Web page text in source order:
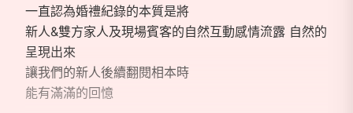
一直認為婚禮紀錄的本質是將
新人&雙方家人及現場賓客的自然互動感情流露 自然的
呈現出來
讓我們的新人後續翻閱相本時
能有滿滿的回憶